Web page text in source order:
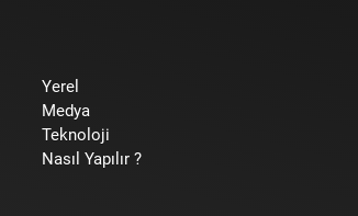
Yerel
Medya
Teknoloji
Nasıl Yapılır ?